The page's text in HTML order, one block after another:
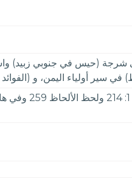
شرجة (حيس في جنوبي زبيد)
سير أولياء اليمن، و